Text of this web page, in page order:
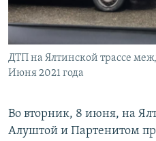
ПОБЕДИТЕЛЕЙ НЕ СУДЯТ?
ELIFBE
ПРИСОЕДИНЯЙТЕСЬ!
ДТП на Ялтинской трассе
Июня 2021 года
Во вторник, 8 июня, на
Алуштой и Партенитом